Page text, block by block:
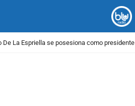
De La Espriella se posesiona como presidente